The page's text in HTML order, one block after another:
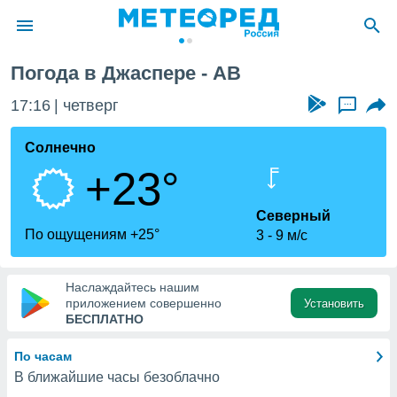
о
Вы можете
к этому
доступ
Погода в Джаспере - AB
17:16 четверг ...
Солнечно
+23°
По ощущениям +25°
Северный
3
9 м/с
Наслаждайтесь нашим
приложением совершенно
БЕСПЛАТНО
Установить
По часам
В ближайшие часы безоблачно